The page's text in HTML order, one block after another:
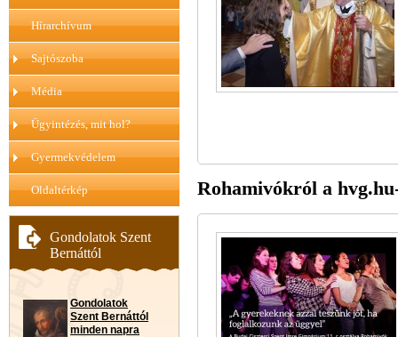
Hírarchívum
Sajtószoba
Média
Ügyintézés, mit hol?
Gyermekvédelem
Oldaltérkép
Gondolatok Szent
Bernáttól
Gondolatok
Szent Bernáttól
minden napra
Rohamivókról a